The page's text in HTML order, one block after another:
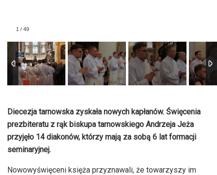
1 / 49
Diecezja tarnowska zyskała nowych kapłanów. Święcenia
prezbiteratu z rąk biskupa tarnowskiego Andrzeja Jeża
przyjęło 14 diakonów, którzy mają za sobą 6 lat formacji
seminaryjnej.
Nowowyświęceni księża przyznawali, że towarzyszy im